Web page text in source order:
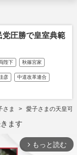
圧勝で皇室典範
陛下 秋篠宮家
彦 中道改革連合
さま 愛子さまの天皇可
ます
arrow_forward_ios もっと読む